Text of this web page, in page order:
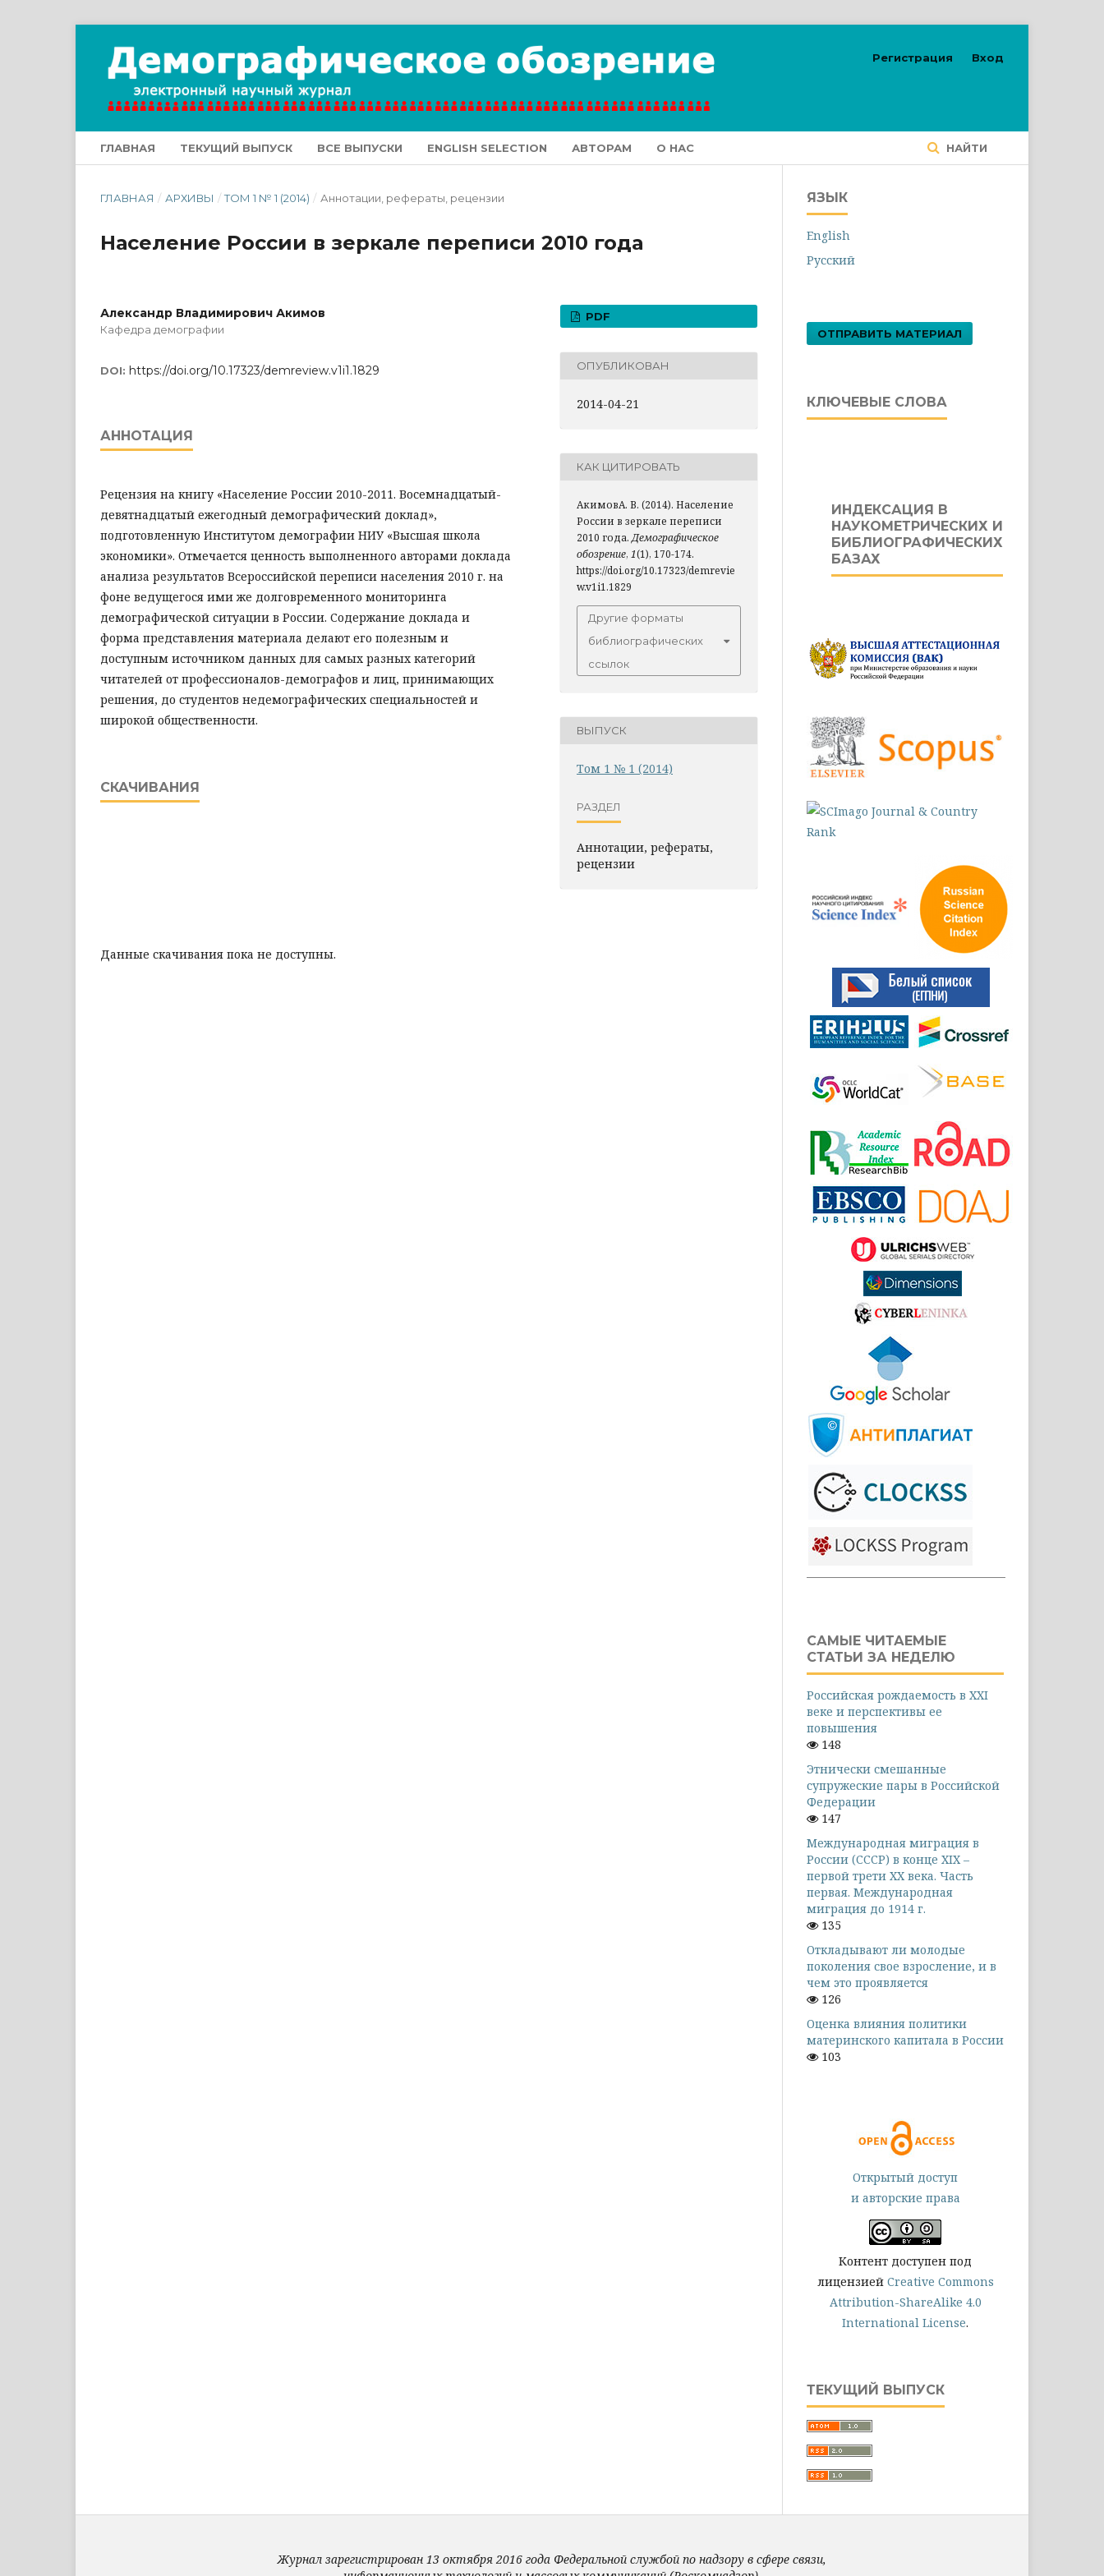
ГЛАВНАЯ ТЕКУЩИЙ ВЫПУСК ВСЕ ВЫПУСКИ ENGLISH SELECTION АВТОРАМ О НАС НАЙТИ
Регистрация Вход
ГЛАВНАЯ / АРХИВЫ / ТОМ 1 № 1 (2014) / Аннотации, рефераты, рецензии
Население России в зеркале переписи 2010 года
Александр Владимирович Акимов
Кафедра демографии
DOI: https://doi.org/10.17323/demreview.v1i1.1829
АННОТАЦИЯ
Рецензия на книгу «Население России 2010-2011. Восемнадцатый-
девятнадцатый ежегодный демографический доклад»,
подготовленную Институтом демографии НИУ «Высшая школа
экономики». Отмечается ценность выполненного авторами доклада
анализа результатов Всероссийской переписи населения 2010 г. на
фоне ведущегося ими же долговременного мониторинга
демографической ситуации в России. Содержание доклада и
форма представления материала делают его полезным и
доступным источником данных для самых разных категорий
читателей от профессионалов-демографов и лиц, принимающих
решения, до студентов недемографических специальностей и
широкой общественности.
СКАЧИВАНИЯ
Данные скачивания пока не доступны.
PDF
ОПУБЛИКОВАН
2014-04-21
КАК ЦИТИРОВАТЬ
АкимовА. В. (2014). Население
России в зеркале переписи
2010 года.Демографическое
обозрение, 1(1), 170-174.
https://doi.org/10.17323/demrevie
w.v1i1.1829
Другие форматы
библиографических
ссылок
ВЫПУСК
Том 1 № 1 (2014)
РАЗДЕЛ
Аннотации, рефераты,
рецензии
ЯЗЫК
English
Русский
ОТПРАВИТЬ МАТЕРИАЛ
КЛЮЧЕВЫЕ СЛОВА
ИНДЕКСАЦИЯ В
НАУКОМЕТРИЧЕСКИХ И
БИБЛИОГРАФИЧЕСКИХ
БАЗАХ
САМЫЕ ЧИТАЕМЫЕ
СТАТЬИ ЗА НЕДЕЛЮ
Российская рождаемость в XXI
веке и перспективы ее
повышения
148
Этнически смешанные
супружеские пары в Российской
Федерации
147
Международная миграция в
России (СССР) в конце XIX –
первой трети XX века. Часть
первая. Международная
миграция до 1914 г.
135
Откладывают ли молодые
поколения свое взросление, и в
чем это проявляется
126
Оценка влияния политики
материнского капитала в России
103
Открытый доступ
и авторские права
Контент доступен под
лицензией Creative Commons
Attribution-ShareAlike 4.0
International License.
ТЕКУЩИЙ ВЫПУСК
Журнал зарегистрирован 13 октября 2016 года Федеральной службой по надзору в сфере связи,